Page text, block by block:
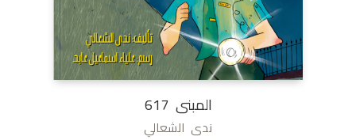
المبنى 617
ندى الشعالي